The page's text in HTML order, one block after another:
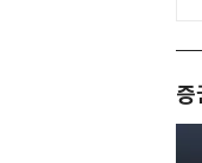
증